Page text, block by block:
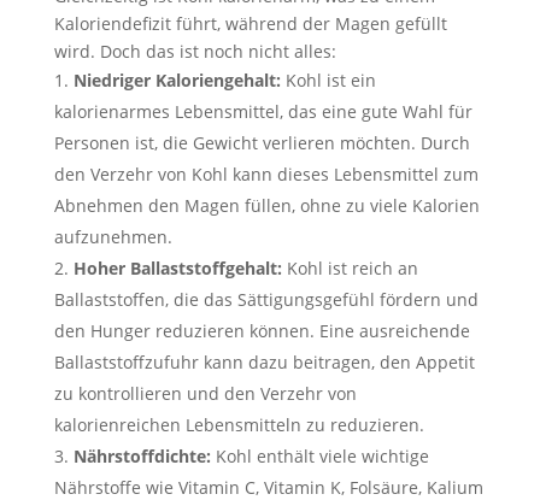
Kaloriendefizit führt, während der Magen gefüllt
wird. Doch das ist noch nicht alles:
Niedriger Kaloriengehalt: Kohl ist ein
kalorienarmes Lebensmittel, das eine gute Wahl für
Personen ist, die Gewicht verlieren möchten. Durch
den Verzehr von Kohl kann dieses Lebensmittel zum
Abnehmen den Magen füllen, ohne zu viele Kalorien
aufzunehmen.
Hoher Ballaststoffgehalt: Kohl ist reich an
Ballaststoffen, die das Sättigungsgefühl fördern und
den Hunger reduzieren können. Eine ausreichende
Ballaststoffzufuhr kann dazu beitragen, den Appetit
zu kontrollieren und den Verzehr von
kalorienreichen Lebensmitteln zu reduzieren.
Nährstoffdichte: Kohl enthält viele wichtige
Nährstoffe wie Vitamin C, Vitamin K, Folsäure, Kalium